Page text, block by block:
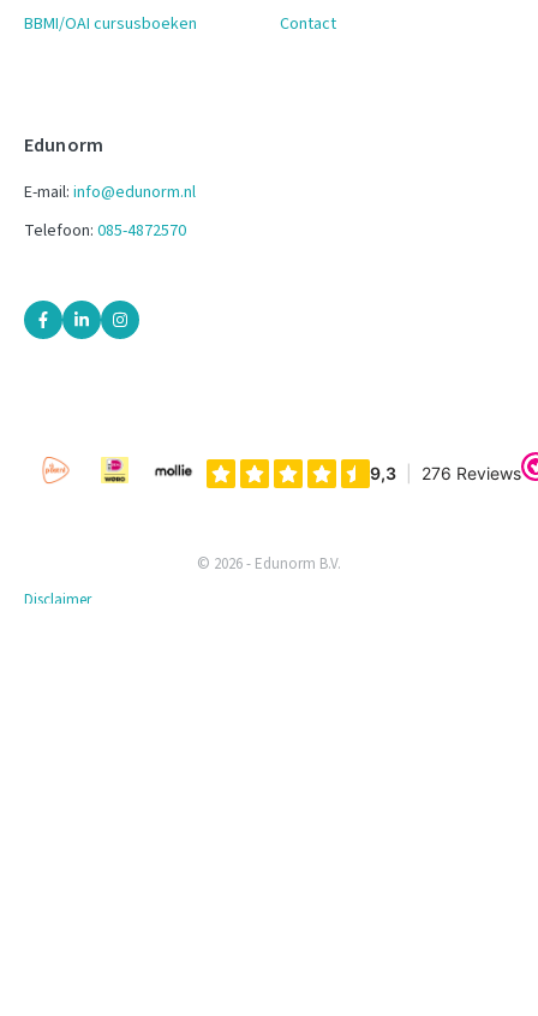
BBMI/OAI cursusboeken
Contact
Edunorm
E-mail: info@edunorm.nl
Telefoon: 085-4872570
© 2026 - Edunorm B.V.
Disclaimer